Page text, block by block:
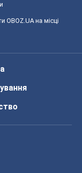
OBOZ.UA на місці